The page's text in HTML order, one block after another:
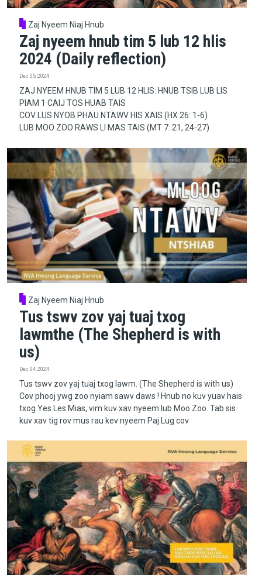
Zaj Nyeem Niaj Hnub
Zaj nyeem hnub tim 5 lub 12 hlis
2024 (Daily reflection)
Dec 05, 2024
ZAJ NYEEM HNUB TIM 5 LUB 12 HLIS: HNUB TSIB LUB LIS
PIAM 1 CAIJ TOS HUAB TAIS
COV LUS NYOB PHAU NTAWV HIS XAIS (HX 26: 1-6)
LUB MOO ZOO RAWS LI MAS TAIS (MT 7: 21, 24-27)
Zaj Nyeem Niaj Hnub
Tus tswv zov yaj tuaj txog
lawmthe (The Shepherd is with
us)
Dec 04, 2024
Tus tswv zov yaj tuaj txog lawm. (The Shepherd is with us)
Cov phooj ywg zoo nyiam sawv daws ! Hnub no kuv yuav hais
txog Yes Les Mias, vim kuv xav nyeem lub Moo Zoo. Tab sis
kuv xav tig rov mus rau kev nyeem Paj Lug cov